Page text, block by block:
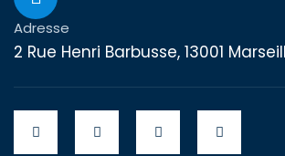
Adresse
2 Rue Henri Barbusse, 13001